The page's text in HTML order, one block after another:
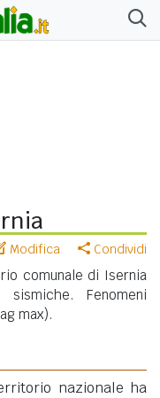
Modifica Condividi
comunale di Isernia
Fenomeni
max).
nazionale ha